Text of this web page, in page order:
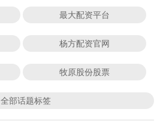
最大配资平台
杨方配资官网
牧原股份股票
全部话题标签